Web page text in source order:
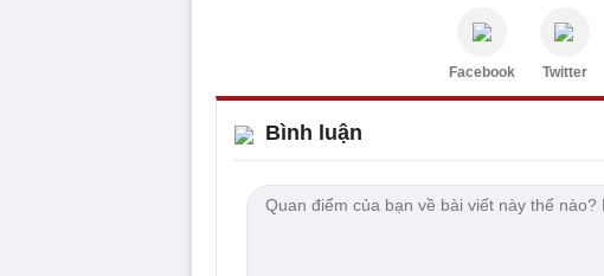
Facebook Twitter
Bình luận